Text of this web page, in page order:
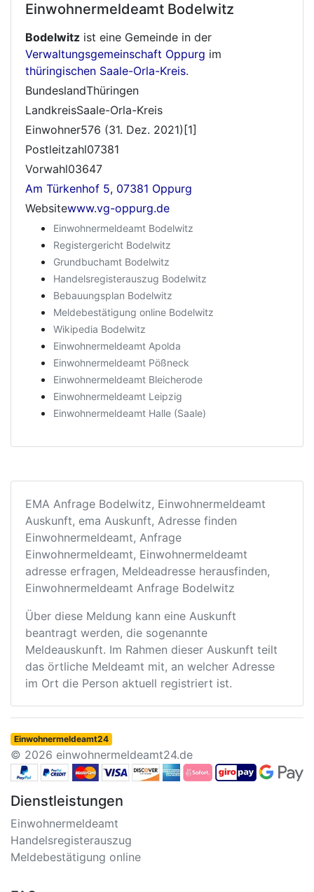
Einwohnermeldeamt Bodelwitz
Bodelwitz ist eine Gemeinde in der
Verwaltungsgemeinschaft Oppurg im
thüringischen Saale-Orla-Kreis.
BundeslandThüringen
LandkreisSaale-Orla-Kreis
Einwohner576 (31. Dez. 2021)[1]
Postleitzahl07381
Vorwahl03647
Am Türkenhof 5, 07381 Oppurg
Websitewww.vg-oppurg.de
Einwohnermeldeamt Bodelwitz
Registergericht Bodelwitz
Grundbuchamt Bodelwitz
Handelsregisterauszug Bodelwitz
Bebauungsplan Bodelwitz
Meldebestätigung online Bodelwitz
Wikipedia Bodelwitz
Einwohnermeldeamt Apolda
Einwohnermeldeamt Pößneck
Einwohnermeldeamt Bleicherode
Einwohnermeldeamt Leipzig
Einwohnermeldeamt Halle (Saale)
EMA Anfrage Bodelwitz, Einwohnermeldeamt
Auskunft, ema Auskunft, Adresse finden
Einwohnermeldeamt, Anfrage
Einwohnermeldeamt, Einwohnermeldeamt
adresse erfragen, Meldeadresse herausfinden,
Einwohnermeldeamt Anfrage Bodelwitz
Über diese Meldung kann eine Auskunft
beantragt werden, die sogenannte
Meldeauskunft. Im Rahmen dieser Auskunft teilt
das örtliche Meldeamt mit, an welcher Adresse
im Ort die Person aktuell registriert ist.
Einwohnermeldeamt24
© 2026 einwohnermeldeamt24.de
Dienstleistungen
Einwohnermeldeamt
Handelsregisterauszug
Meldebestätigung online